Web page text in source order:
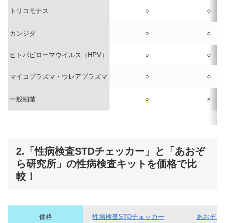
トリコモナス ○ ○
カンジダ ○ ○
ヒトパピローマウイルス（HPV） ○ ○
マイコプラズマ・ウレアプラズマ ○ ○
一般細菌 ○ ×
2.「性病検査STDチェッカー」と「あおぞ
ら研究所」の性病検査キットを価格で比
較！
価格 性病検査STDチェッカー あおぞら